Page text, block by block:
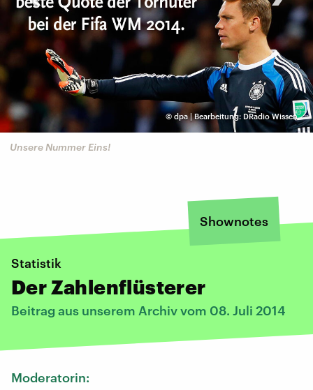
©dpa | Bearbeitung: DRadio Wissen
Unsere Nummer Eins!
Shownotes
Statistik
Der Zahlenflüsterer
Beitrag aus unserem Archiv vom 08. Juli 2014
Moderatorin: